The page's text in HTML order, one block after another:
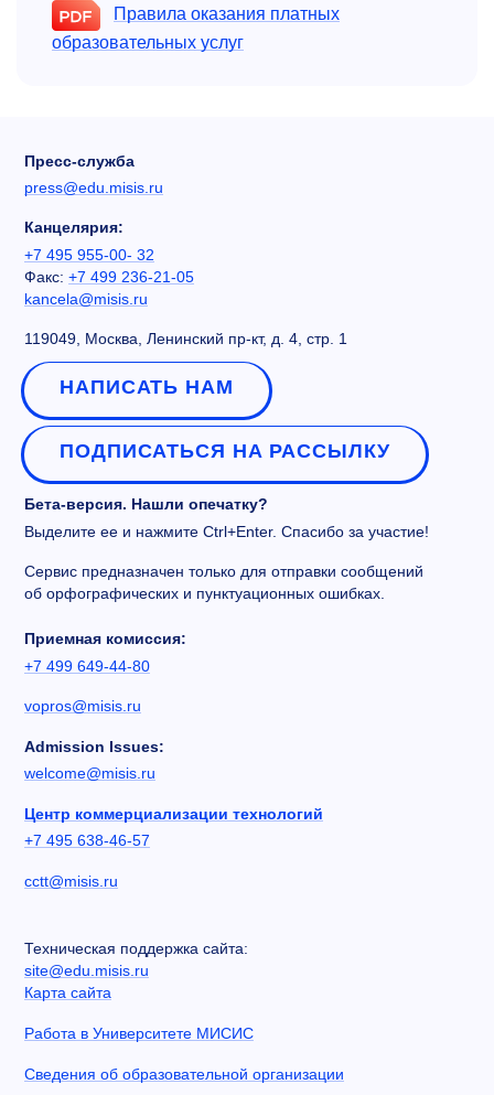
Правила оказания платных
образовательных услуг
Пресс-служба
press@edu.misis.ru
Канцелярия:
+7 495 955-00- 32
Факс: +7 499 236-21-05
kancela@misis.ru
119049, Москва, Ленинский пр-кт, д. 4, стр. 1
НАПИСАТЬ НАМ
ПОДПИСАТЬСЯ НА РАССЫЛКУ
Бета-версия. Нашли опечатку?
Выделите ее и нажмите Ctrl+Enter. Спасибо за участие!
Сервис предназначен только для отправки сообщений
об орфографических и пунктуационных ошибках.
Приемная комиссия:
+7 499 649-44-80
vopros@misis.ru
Admission Issues:
welcome@misis.ru
Центр коммерциализации технологий
+7 495 638-46-57
cctt@misis.ru
Техническая поддержка сайта:
site@edu.misis.ru
Карта сайта
Работа в Университете МИСИС
Сведения об образовательной организации